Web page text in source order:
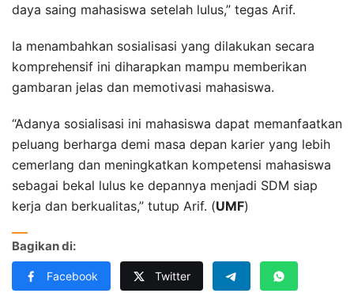
daya saing mahasiswa setelah lulus,” tegas Arif.
Ia menambahkan sosialisasi yang dilakukan secara
komprehensif ini diharapkan mampu memberikan
gambaran jelas dan memotivasi mahasiswa.
“Adanya sosialisasi ini mahasiswa dapat memanfaatkan
peluang berharga demi masa depan karier yang lebih
cemerlang dan meningkatkan kompetensi mahasiswa
sebagai bekal lulus ke depannya menjadi SDM siap
kerja dan berkualitas,” tutup Arif. (UMF)
Bagikan di:
Facebook Twitter